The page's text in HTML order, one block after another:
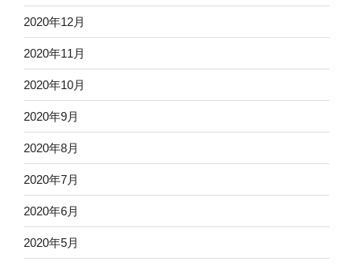
2020年12月
2020年11月
2020年10月
2020年9月
2020年8月
2020年7月
2020年6月
2020年5月